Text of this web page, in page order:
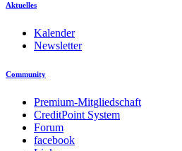
Aktuelles
Kalender
Newsletter
Community
Premium-Mitgliedschaft
CreditPoint System
Forum
facebook